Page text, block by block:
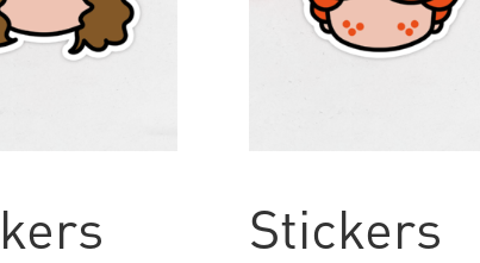
Stickers